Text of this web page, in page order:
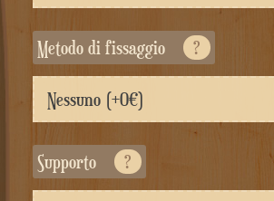
Metodo di fissaggio ?
Supporto ?